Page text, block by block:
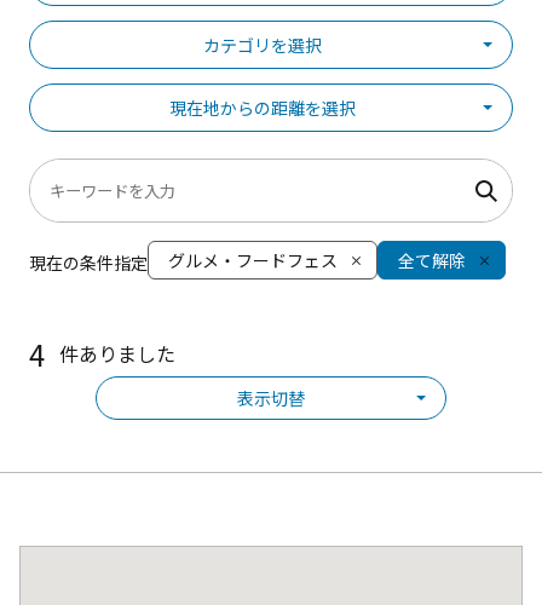
カテゴリを選択
現在地からの距離を選択
現在の条件指定 グルメ・フードフェス 全て解除
4 件ありました
表示切替